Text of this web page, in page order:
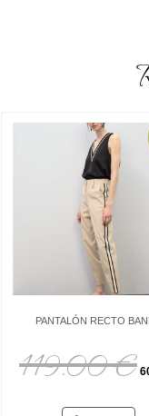
PANTALÓN RECTO
119.00€